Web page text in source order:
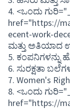
4. <ಒಂದು
href="https://
ecent-work-
ಮತ್ತು ಅತಿಯಾದ
5. ಕಂಪನಿಗಳನ್ನು
6. ಸುರಕ್ಷತಾ
7. Women's
8. <ಒಂದು
href="https://